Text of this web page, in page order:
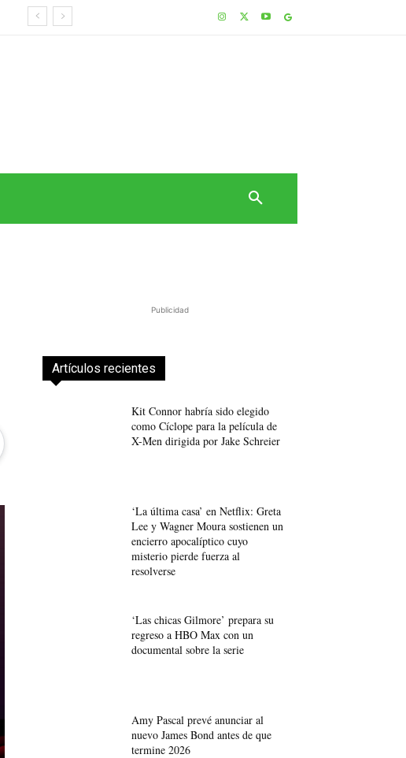
Publicidad
Artículos recientes
Kit Connor habría sido elegido
como Cíclope para la película de
X-Men dirigida por Jake Schreier
‘La última casa’ en Netflix: Greta
Lee y Wagner Moura sostienen un
encierro apocalíptico cuyo
misterio pierde fuerza al
resolverse
‘Las chicas Gilmore’ prepara su
regreso a HBO Max con un
documental sobre la serie
Amy Pascal prevé anunciar al
nuevo James Bond antes de que
termine 2026